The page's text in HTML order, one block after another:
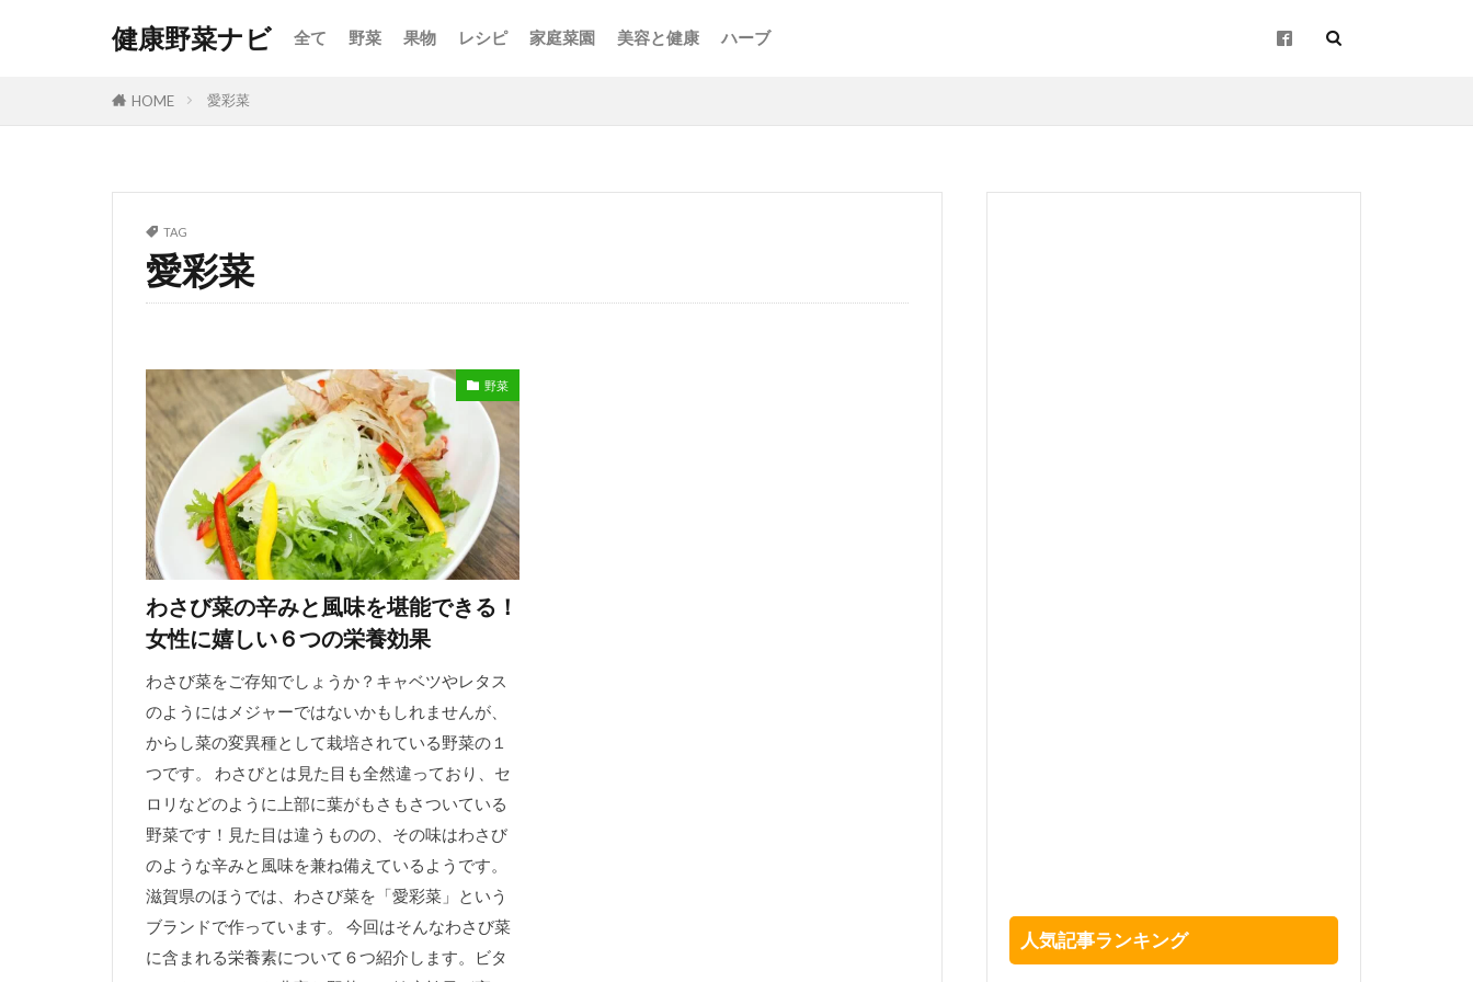
健康野菜ナビ 全て 野菜 果物 レシピ 家庭菜園 美容と健康 ハーブ
HOME 愛彩菜
TAG
愛彩菜
野菜
わさび菜の辛みと風味を堪能できる！
女性に嬉しい６つの栄養効果
わさび菜をご存知でしょうか？キャベツやレタス
のようにはメジャーではないかもしれませんが、
からし菜の変異種として栽培されている野菜の１
つです。 わさびとは見た目も全然違っており、セ
ロリなどのように上部に葉がもさもさついている
野菜です！見た目は違うものの、その味はわさび
のような辛みと風味を兼ね備えているようです。
滋賀県のほうでは、わさび菜を「愛彩菜」という
ブランドで作っています。 今回はそんなわさび菜
に含まれる栄養素について６つ紹介します。ビタ
人気記事ランキング